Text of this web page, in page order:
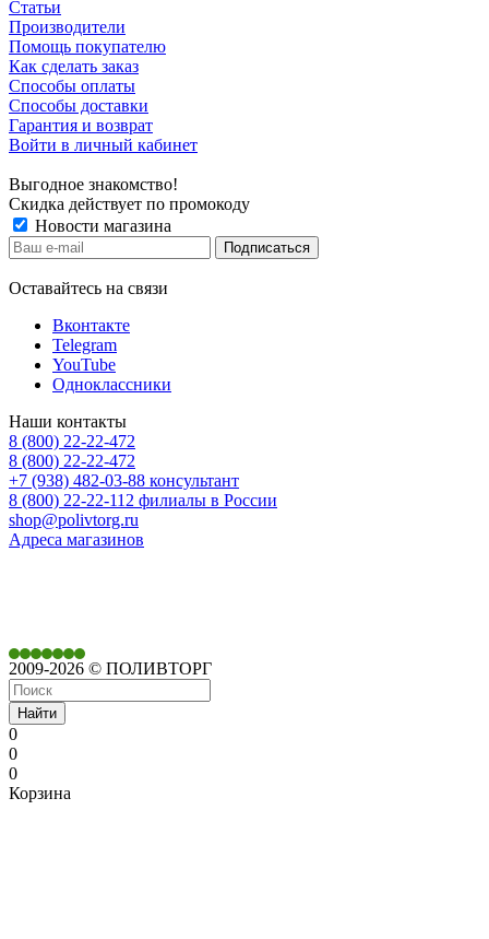
Статьи
Производители
Помощь покупателю
Как сделать заказ
Способы оплаты
Способы доставки
Гарантия и возврат
Войти в личный кабинет
Выгодное знакомство!
Скидка действует по промокоду
Новости магазина
Оставайтесь на связи
Вконтакте
Telegram
YouTube
Одноклассники
Наши контакты
8 (800) 22-22-472
8 (800) 22-22-472
+7 (938) 482-03-88 консультант
8 (800) 22-22-112 филиалы в России
shop@polivtorg.ru
Адреса магазинов
2009-2026 © ПОЛИВТОРГ
Найти
0
0
0
Корзина